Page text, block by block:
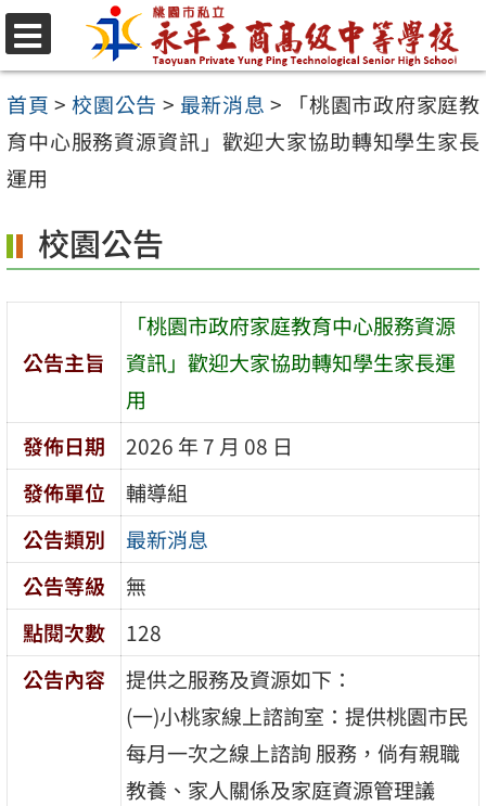
跳
至
主
要
內
區
首頁 > 校園公告 > 最新消息 >
「桃園市政府家庭教
育中心服務資源資訊」歡迎大家協助轉知學生家長
運用
校園公告
公告主旨
「桃園市政府家庭教育中心服務資源
資訊」歡迎大家協助轉知學生家長運
用
發佈日期
2026 年 7 月 08 日
發佈單位
輔導組
公告類別
最新消息
公告等級
無
點閱次數
128
公告內容
提供之服務及資源如下：
(一)小桃家線上諮詢室：提供桃園市民
每月一次之線上諮詢 服務，倘有親職
教養、家人關係及家庭資源管理議
選
單